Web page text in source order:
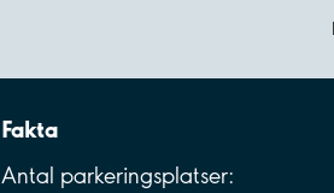
Fakta
Antal parkeringsplatser: